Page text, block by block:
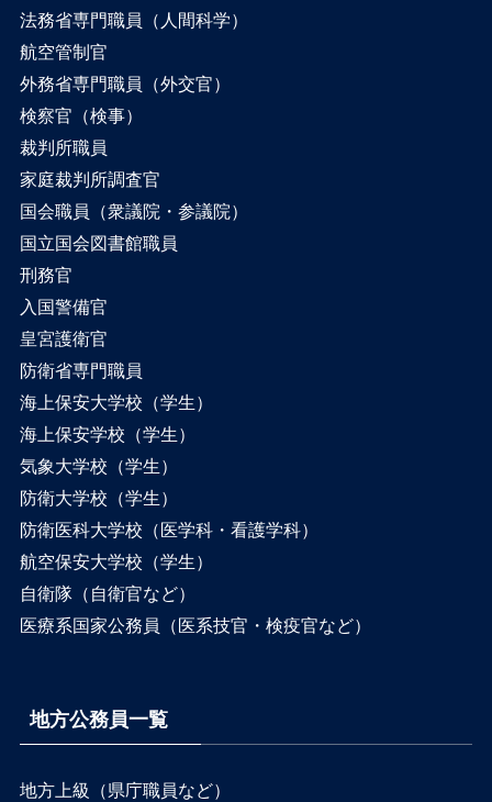
法務省専門職員（人間科学）
航空管制官
外務省専門職員（外交官）
検察官（検事）
裁判所職員
家庭裁判所調査官
国会職員（衆議院・参議院）
国立国会図書館職員
刑務官
入国警備官
皇宮護衛官
防衛省専門職員
海上保安大学校（学生）
海上保安学校（学生）
気象大学校（学生）
防衛大学校（学生）
防衛医科大学校（医学科・看護学科）
航空保安大学校（学生）
自衛隊（自衛官など）
医療系国家公務員（医系技官・検疫官など）
地方公務員一覧
地方上級（県庁職員など）